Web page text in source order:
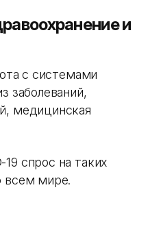
и
с системами
заболеваний,
медицинская
спрос на таких
всем мире.